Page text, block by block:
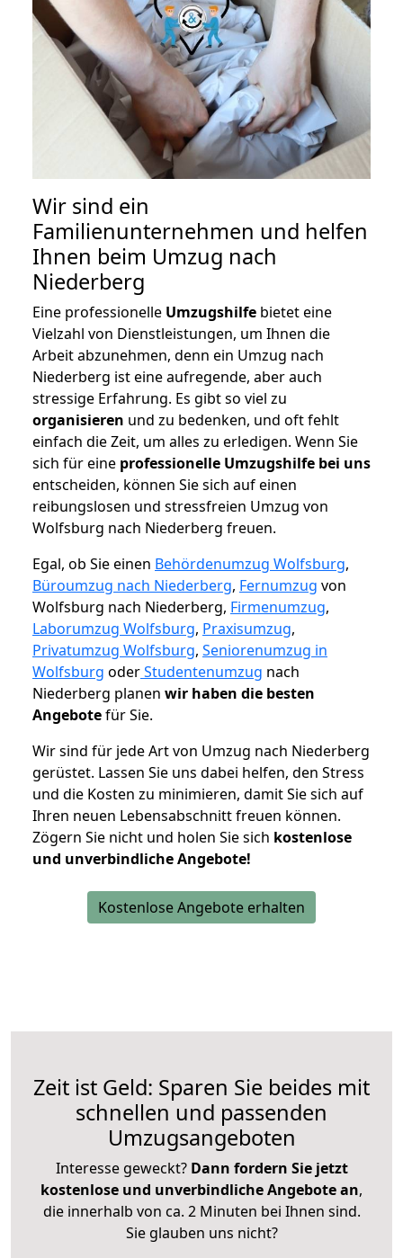
Wir sind ein
Familienunternehmen und helfen
Ihnen beim Umzug nach
Niederberg
Eine professionelle Umzugshilfe bietet eine
Vielzahl von Dienstleistungen, um Ihnen die
Arbeit abzunehmen, denn ein Umzug nach
Niederberg ist eine aufregende, aber auch
stressige Erfahrung. Es gibt so viel zu
organisieren und zu bedenken, und oft fehlt
einfach die Zeit, um alles zu erledigen. Wenn Sie
sich für eine professionelle Umzugshilfe bei uns
entscheiden, können Sie sich auf einen
reibungslosen und stressfreien Umzug von
Wolfsburg nach Niederberg freuen.
Egal, ob Sie einen Behördenumzug Wolfsburg,
Büroumzug nach Niederberg, Fernumzug von
Wolfsburg nach Niederberg, Firmenumzug,
Laborumzug Wolfsburg, Praxisumzug,
Privatumzug Wolfsburg, Seniorenumzug in
Wolfsburg oderStudentenumzug nach
Niederberg planen wir haben die besten
Angebotefür Sie.
Wir sind für jede Art von Umzug nach Niederberg
gerüstet. Lassen Sie uns dabei helfen, den Stress
und die Kosten zu minimieren, damit Sie sich auf
Ihren neuen Lebensabschnitt freuen können.
Zögern Sie nicht und holen Sie sich kostenlose
und unverbindliche Angebote!
Kostenlose Angebote erhalten
Zeit ist Geld: Sparen Sie beides mit
schnellen und passenden
Umzugsangeboten
Interesse geweckt? Dann fordern Sie jetzt
kostenlose und unverbindliche Angebote an,
die innerhalb von ca. 2 Minuten bei Ihnen sind.
Sie glauben uns nicht?